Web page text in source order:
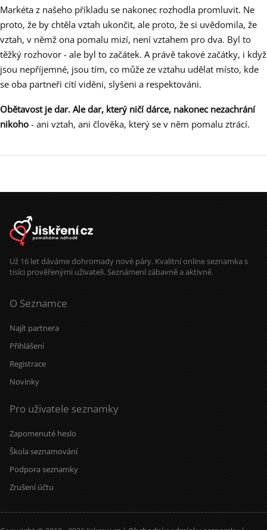
Markéta z našeho příkladu se nakonec rozhodla promluvit. Ne
proto, že by chtěla vztah ukončit, ale proto, že si uvědomila, že
vztah, v němž ona pomalu mizí, není vztahem pro dva. Byl to
těžký rozhovor - ale byl to začátek. A právě takové začátky, i když
jsou nepříjemné, jsou tím, co může ze vztahu udělat místo, kde
se oba partneři cítí viděni, slyšeni a respektováni.
Obětavost je dar. Ale dar, který ničí dárce, nakonec nezachrání
nikoho - ani vztah, ani člověka, který se v něm pomalu ztrácí.
Už 16 let dáváme dohromady nové páry. Kvalitní online seznamka s
tisíci prověřenými uživateli. Seznámení zábavně a aktivně.
O Seznamce
Najít partnera
Přihlášení
Registrace
Novinky
Pro uživatele seznamky
Zapomenuté heslo
Škola seznamování
Podpora seznamky
Zrušení účtu